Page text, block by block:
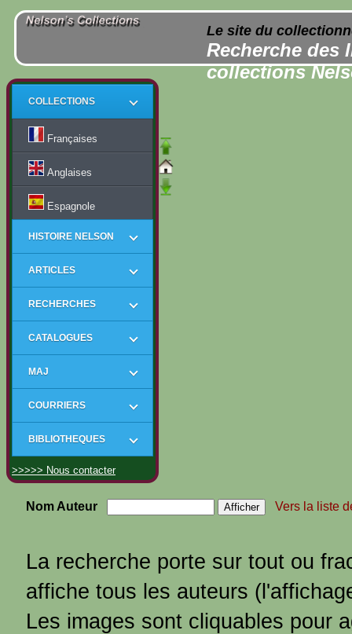
Le site du
Recherche des
collections
COLLECTIONS
Françaises
Anglaises
Espagnole
HISTOIRE NELSON
ARTICLES
RECHERCHES
CATALOGUES
MAJ
COURRIERS
BIBLIOTHEQUES
>>>>> Nous contacter
Nom Auteur Vers la liste
La recherche porte sur tout ou
affiche tous les auteurs
Les images sont cliquables pour